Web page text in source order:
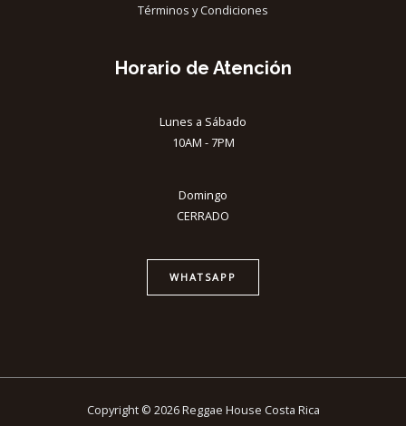
Términos y Condiciones
Horario de Atención
Lunes a Sábado
10AM - 7PM
Domingo
CERRADO
WHATSAPP
Copyright © 2026 Reggae House Costa Rica